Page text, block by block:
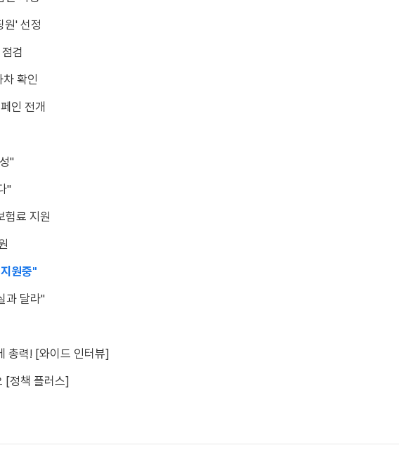
원' 선정
검
차 확인
인 전개
"
"
험료 지원
원중"
과 달라"
총력! [와이드 인터뷰]
[정책 플러스]